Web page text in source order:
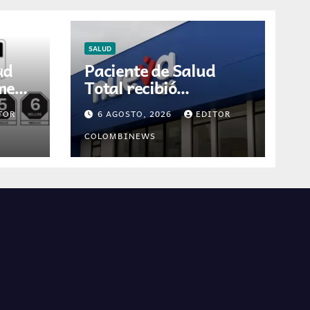
SALUD
Paciente de Salud
Total recibió
diagnóstico erróneo
de cáncer por
resultados de otra
persona
6 AGOSTO, 2026
EDITOR
COLOMBINEWS